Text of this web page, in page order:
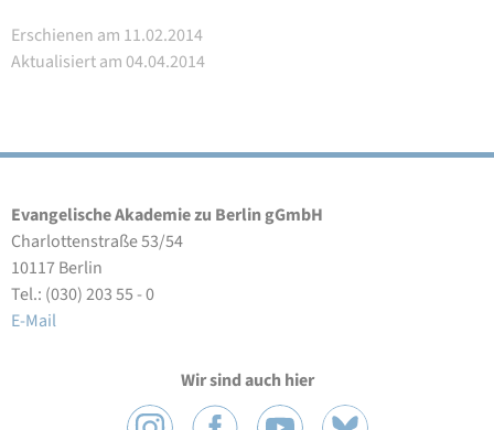
Erschienen am 11.02.2014
Aktualisiert am 04.04.2014
Evangelische Akademie zu Berlin gGmbH
Charlottenstraße 53/54
10117 Berlin
Tel.: (030) 203 55 - 0
E-Mail
Wir sind auch hier